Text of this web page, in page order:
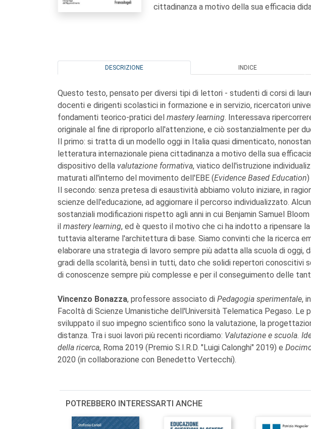
cittadinanza a motivo della sua efficacia
DESCRIZIONE INDICE
Questo testo, pensato per diversi tipi di lettori - studenti di corsi di
docenti e dirigenti scolastici in formazione e in servizio, ricercatori
fondamenti teorico-pratici del mastery learning. Interessava
originale al fine di riproporlo all'attenzione, e ciò sostanzialmente per
Il primo: si tratta di un modello oggi in Italia quasi dimenticato,
letteratura internazionale piena cittadinanza a motivo della sua
dispositivo della valutazione formativa, viatico dell'istruzione
maturati all'interno del movimento dell'EBE (Evidence Based Education
Il secondo: senza pretesa di esaustività abbiamo voluto iniziare, in
scienze dell'educazione, ad aggiornare il percorso individualizzato.
sostanziali modificazioni rispetto agli anni in cui Benjamin Samuel
il mastery learning, ed è questo il motivo che ci ha indotto a ripensare
tuttavia alterarne l'architettura di base. Siamo convinti che la ricerca
elaborare una strategia di lavoro sempre più adatta alla scuola di oggi,
gradi della scolarità, bensì in tutti, dato che solidi repertori conoscitivi
di conoscenze sempre più complesse e per il conseguimento delle
Vincenzo Bonazza, professore associato di Pedagogia sperimentale,
Facoltà di Scienze Umanistiche dell'Università Telematica Pegaso. Le
sviluppato il suo impegno scientifico sono la valutazione, la
distanza. Tra i suoi lavori più recenti ricordiamo: Valutazione e scuola.
della ricerca, Roma 2019 (Premio S.I.R.D. "Luigi Calonghi" 2019) e
2020 (in collaborazione con Benedetto Vertecchi).
POTREBBERO INTERESSARTI ANCHE